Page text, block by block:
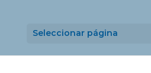
Seleccionar página